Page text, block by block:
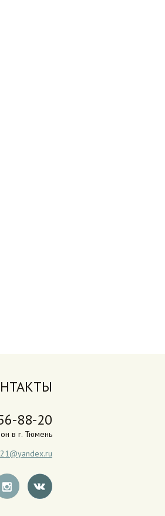
88-20
в г. Тюмень